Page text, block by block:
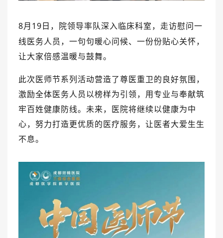
8月19日， 院领导率队深入临床科室，走访慰问一
线医务人员 ， 一句句暖心问候、一份份贴心关怀，
让大家倍感温暖与鼓舞。
此次医师节系列活动营造了尊医重卫的良好氛围，
激励全体医务人员以榜样为引领， 用专业与奉献筑
牢百姓健康防线。 未来，医院将继续以健康为中
心， 努力打造更优质的医疗服务，让医者大爱生生
不息。